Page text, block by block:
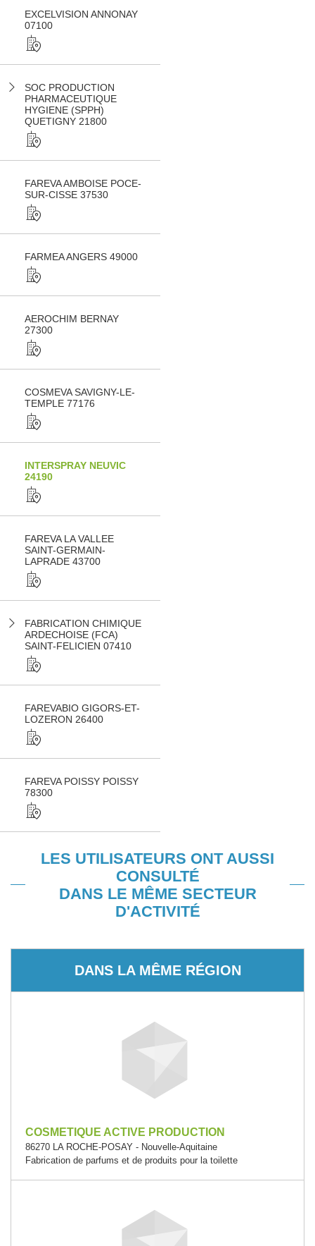
EXCELVISION ANNONAY
07100
SOC PRODUCTION
PHARMACEUTIQUE
HYGIENE (SPPH)
QUETIGNY 21800
FAREVA AMBOISE POCE-
SUR-CISSE 37530
FARMEA ANGERS 49000
AEROCHIM BERNAY
27300
COSMEVA SAVIGNY-LE-
TEMPLE 77176
INTERSPRAY NEUVIC
24190
FAREVA LA VALLEE
SAINT-GERMAIN-
LAPRADE 43700
FABRICATION CHIMIQUE
ARDECHOISE (FCA)
SAINT-FELICIEN 07410
FAREVABIO GIGORS-ET-
LOZERON 26400
FAREVA POISSY POISSY
78300
LES UTILISATEURS ONT AUSSI
CONSULTÉ
DANS LE MÊME SECTEUR
D'ACTIVITÉ
DANS LA MÊME RÉGION
COSMETIQUE ACTIVE PRODUCTION
86270 LA ROCHE-POSAY - Nouvelle-Aquitaine
Fabrication de parfums et de produits pour la toilette